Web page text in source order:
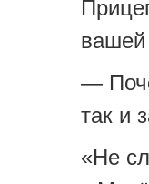
вашей
—
так и
«Не